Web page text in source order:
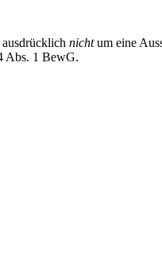
nichtum eine
Abs. 1 BewG.